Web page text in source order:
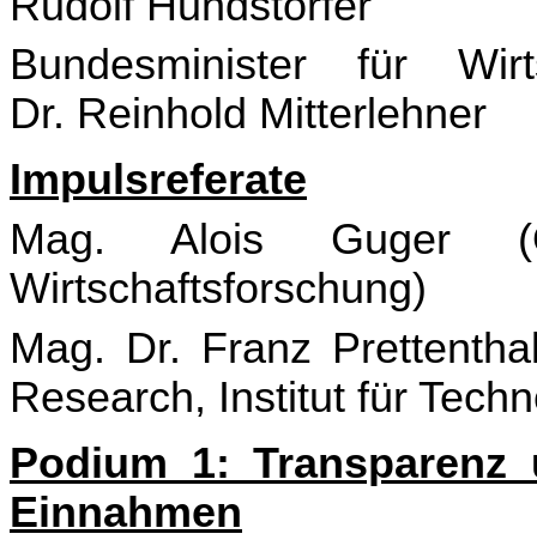
Bundesminister für
Dr. Reinhold Mitterlehner
Impulsreferate
Mag. Alois Guger
Wirtschaftsforschung)
Mag. Dr. Franz
Research, Institut für
Podium 1:
Einnahmen